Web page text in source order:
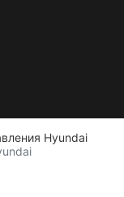
Hyundai